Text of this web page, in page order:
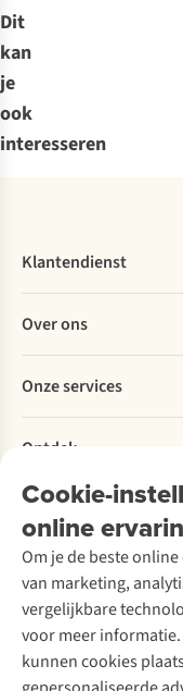
Dit
kan
je
ook
interesseren
Cookie-
online
Om je de beste
van marketing,
vergelijkbare
voor meer
kunnen cookies
Klantendienst
Bestellen
Betalen
Levering
Retourneren
Bestelling herroepen
Garantie
Contact
Over ons
Explore More
Verantwoord
Over Ayacucho
Onze winkels
Over A.S.Adventure
Onze services
Ski-onderhoud
Wasservice
Schoenonderhoud
Schoenherstelling
Kledingherstelling
Retouches
Voor bedrijven
Ontdek
A.S.Magazine
Podcast
Explore Academy
Explore Camp
Gear Check
Inspiratie & advies
Meld je aan voor de